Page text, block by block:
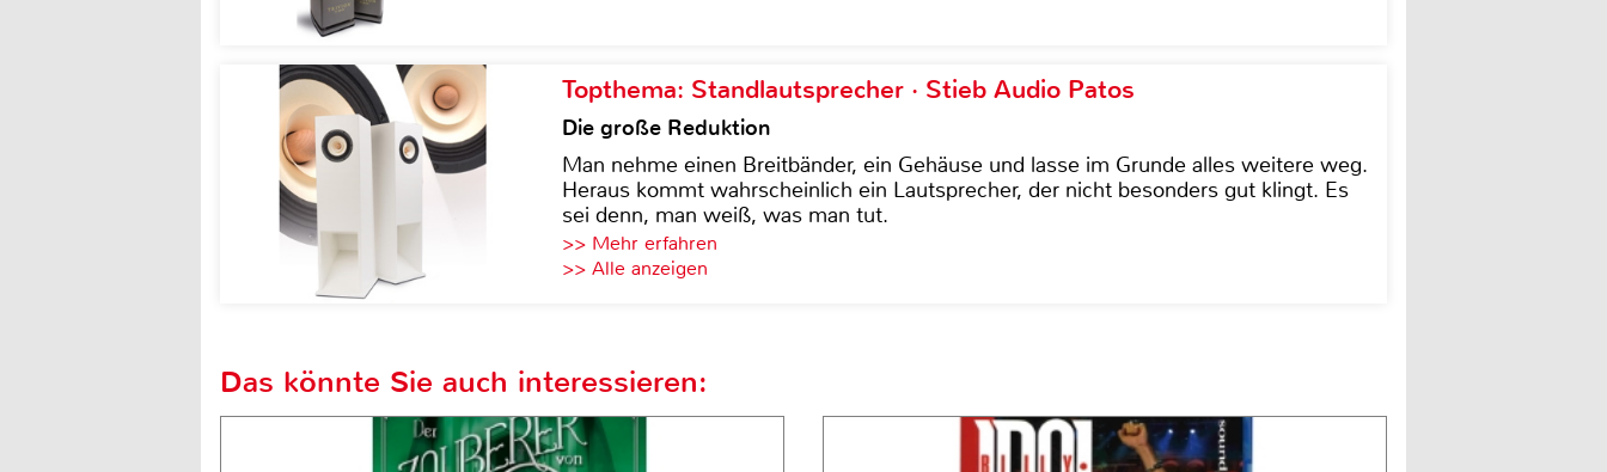
Topthema: Standlautsprecher · Stieb Audio Patos
Die große Reduktion
Man nehme einen Breitbänder, ein Gehäuse und lasse im Grunde alles weitere weg.
Heraus kommt wahrscheinlich ein Lautsprecher, der nicht besonders gut klingt. Es
sei denn, man weiß, was man tut.
>> Mehr erfahren
>> Alle anzeigen
Das könnte Sie auch interessieren: